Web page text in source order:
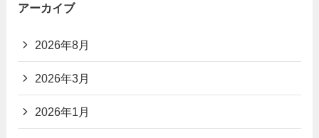
アーカイブ
2026年8月
2026年3月
2026年1月